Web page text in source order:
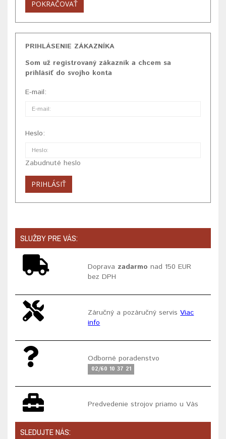
POKRAČOVAŤ
PRIHLÁSENIE ZÁKAZNÍKA
Som už registrovaný zákazník a chcem sa
prihlásiť do svojho konta
E-mail:
Heslo:
Zabudnuté heslo
SLUŽBY PRE VÁS:
Doprava zadarmo nad 150 EUR
bez DPH
Záručný a pozáručný servisViac
info
Odborné poradenstvo
02/60 10 37 21
Predvedenie strojov priamo u Vás
SLEDUJTE NÁS: